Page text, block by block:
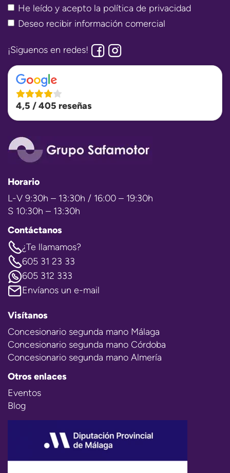
He leído y acepto la política de privacidad
Deseo recibir información comercial
¡Siguenos en redes!
4,5 / 405 reseñas
Horario
L-V 9:30h – 13:30h / 16:00 – 19:30h
S 10:30h – 13:30h
Contáctanos
¿Te llamamos?
605 31 23 33
605 312 333
Envíanos un e-mail
Visítanos
Concesionario segunda mano Málaga
Concesionario segunda mano Córdoba
Concesionario segunda mano Almería
Otros enlaces
Eventos
Blog